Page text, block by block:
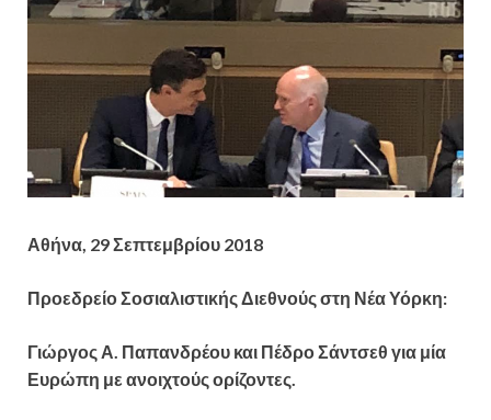
Αθήνα, 29 Σεπτεμβρίου 2018
Προεδρείο Σοσιαλιστικής Διεθνούς στη Νέα Υόρκη:
Γιώργος Α. Παπανδρέου και Πέδρο Σάντσεθ για μία
Ευρώπη με ανοιχτούς ορίζοντες.